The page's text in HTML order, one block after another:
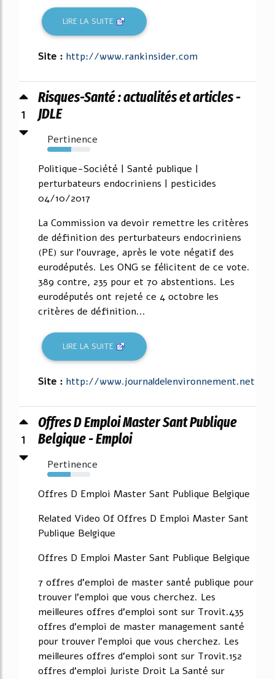
LIRE LA SUITE
Site : http://www.rankinsider.com
1
Risques-Santé : actualités et articles -
JDLE
Pertinence
56%
Politique-Société | Santé publique |
perturbateurs endocriniens | pesticides
04/10/2017
La Commission va devoir remettre les critères
de définition des perturbateurs endocriniens
(PE) sur l'ouvrage, après le vote négatif des
eurodéputés. Les ONG se félicitent de ce vote.
389 contre, 235 pour et 70 abstentions. Les
eurodéputés ont rejeté ce 4 octobre les
critères de définition...
LIRE LA SUITE
Site : http://www.journaldelenvironnement.net
1
Offres D Emploi Master Sant Publique
Belgique - Emploi
Pertinence
54%
Offres D Emploi Master Sant Publique Belgique
Related Video Of Offres D Emploi Master Sant
Publique Belgique
Offres D Emploi Master Sant Publique Belgique
7 offres d'emploi de master santé publique pour
trouver l'emploi que vous cherchez. Les
meilleures offres d'emploi sont sur Trovit.435
offres d'emploi de master management santé
pour trouver l'emploi que vous cherchez. Les
meilleures offres d'emploi sont sur Trovit.152
offres d'emploi Juriste Droit La Santé sur